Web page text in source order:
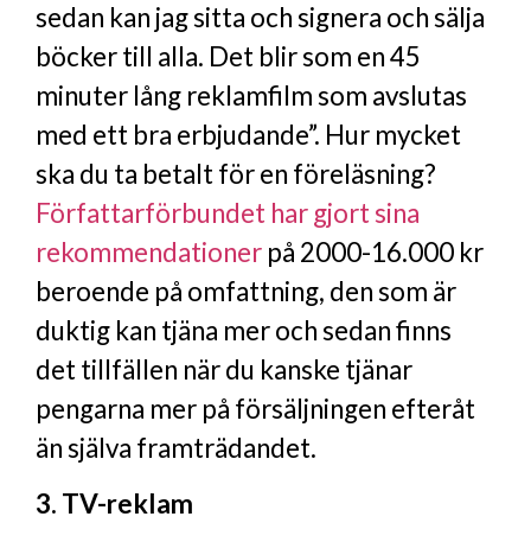
sedan kan jag sitta och signera och sälja
böcker till alla. Det blir som en 45
minuter lång reklamfilm som avslutas
med ett bra erbjudande”. Hur mycket
ska du ta betalt för en föreläsning?
Författarförbundet har gjort sina
rekommendationer på 2000-16.000 kr
beroende på omfattning, den som är
duktig kan tjäna mer och sedan finns
det tillfällen när du kanske tjänar
pengarna mer på försäljningen efteråt
än själva framträdandet.
3. TV-reklam